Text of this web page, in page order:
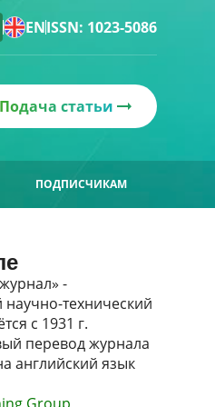
ENISSN: 1023-5086
Подача статьи
ПОДПИСЧИКАМ
-
технический
с 1931 г.
перевод журнала
английский язык